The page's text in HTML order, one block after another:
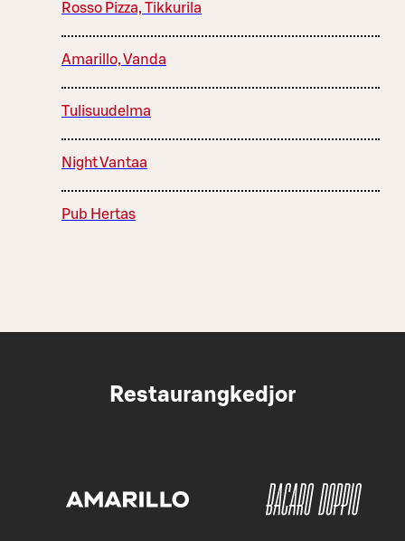
Rosso Pizza, Tikkurila
Amarillo, Vanda
Tulisuudelma
Night Vantaa
Pub Hertas
Restaurangkedjor